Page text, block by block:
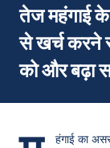
तेज महंगाई
से खर्च करने
को और बढ़ा
हंगाई का